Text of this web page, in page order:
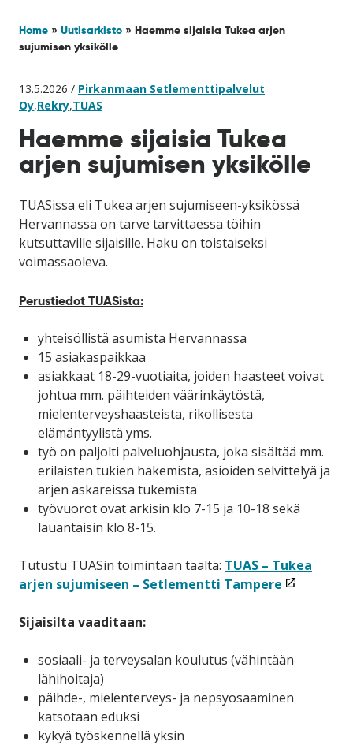
Home » Uutisarkisto » Haemme sijaisia Tukea arjen
sujumisen yksikölle
13.5.2026 / Pirkanmaan Setlementtipalvelut
Oy,Rekry,TUAS
Haemme sijaisia Tukea
arjen sujumisen yksikölle
TUASissa eli Tukea arjen sujumiseen-yksikössä
Hervannassa on tarve tarvittaessa töihin
kutsuttaville sijaisille. Haku on toistaiseksi
voimassaoleva.
Perustiedot TUASista:
yhteisöllistä asumista Hervannassa
15 asiakaspaikkaa
asiakkaat 18-29-vuotiaita, joiden haasteet voivat
johtua mm. päihteiden väärinkäytöstä,
mielenterveyshaasteista, rikollisesta
elämäntyylistä yms.
työ on paljolti palveluohjausta, joka sisältää mm.
erilaisten tukien hakemista, asioiden selvittelyä ja
arjen askareissa tukemista
työvuorot ovat arkisin klo 7-15 ja 10-18 sekä
lauantaisin klo 8-15.
Tutustu TUASin toimintaan täältä: TUAS – Tukea
arjen sujumiseen – Setlementti Tampere (linkki
Sijaisilta vaaditaan:
sosiaali- ja terveysalan koulutus (vähintään
lähihoitaja)
päihde-, mielenterveys- ja nepsyosaaminen
katsotaan eduksi
kykyä työskennellä yksin